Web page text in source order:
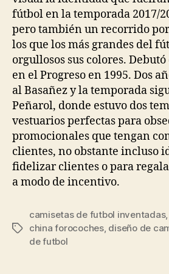
fútbol en la temporada 2017/
pero también un recorrido
los que los más grandes del
orgullosos sus colores.
en el Progreso en 1995. Dos
al Basañez y la temporada
Peñarol, donde estuvo dos
vestuarios perfectas para
promocionales que tengan
clientes, no obstante incluso
fidelizar clientes o para
a modo de incentivo.
Etiquetas
camisetas de futbol inventadas,
china forocoches, diseño de
de futbol